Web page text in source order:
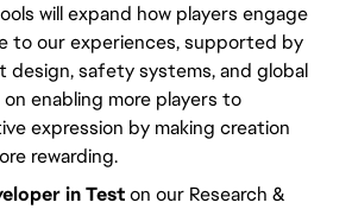
will expand how players engage
to our experiences, supported by
safety systems, and global
enabling more players to
expression by making creation
rewarding.
in Teston our Research &